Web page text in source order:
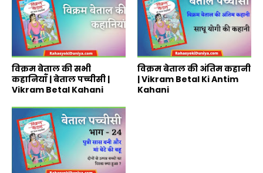
विक्रम बेताल की सभी
कहानियाँ | बेताल पच्चीसी |
Vikram Betal Kahani
विक्रम बेताल की अंतिम कहानी
| Vikram Betal Ki Antim
Kahani